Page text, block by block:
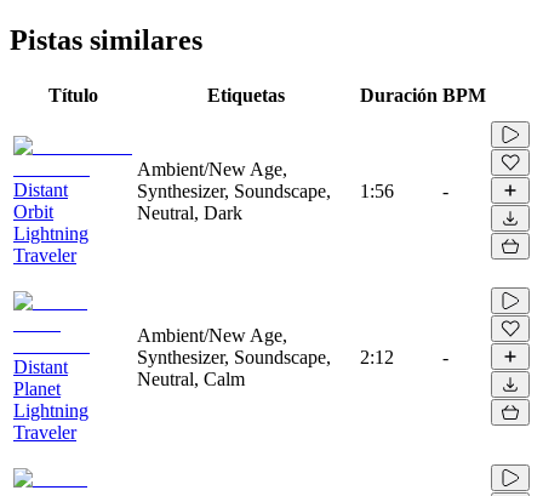
Pistas similares
Título Etiquetas Duración BPM
Distant
Orbit
Lightning
Traveler
Ambient/New Age,
Synthesizer, Soundscape,
Neutral, Dark
1:56 -
Distant
Planet
Lightning
Traveler
Ambient/New Age,
Synthesizer, Soundscape,
Neutral, Calm
2:12 -